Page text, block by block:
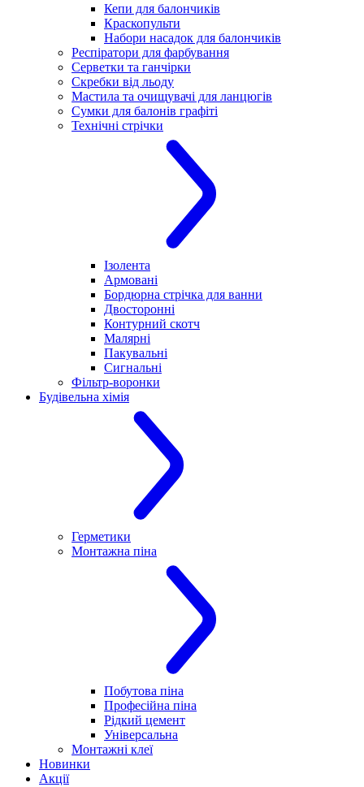
Кепи для балончиків
Краскопульти
Набори насадок для балончиків
Респіратори для фарбування
Серветки та ганчірки
Скребки від льоду
Мастила та очищувачі для ланцюгів
Сумки для балонів графіті
Технічні стрічки
Ізолента
Армовані
Бордюрна стрічка для ванни
Двосторонні
Контурний скотч
Малярні
Пакувальні
Сигнальні
Фільтр-воронки
Будівельна хімія
Герметики
Монтажна піна
Побутова піна
Професійна піна
Рідкий цемент
Універсальна
Монтажні клеї
Новинки
Акції